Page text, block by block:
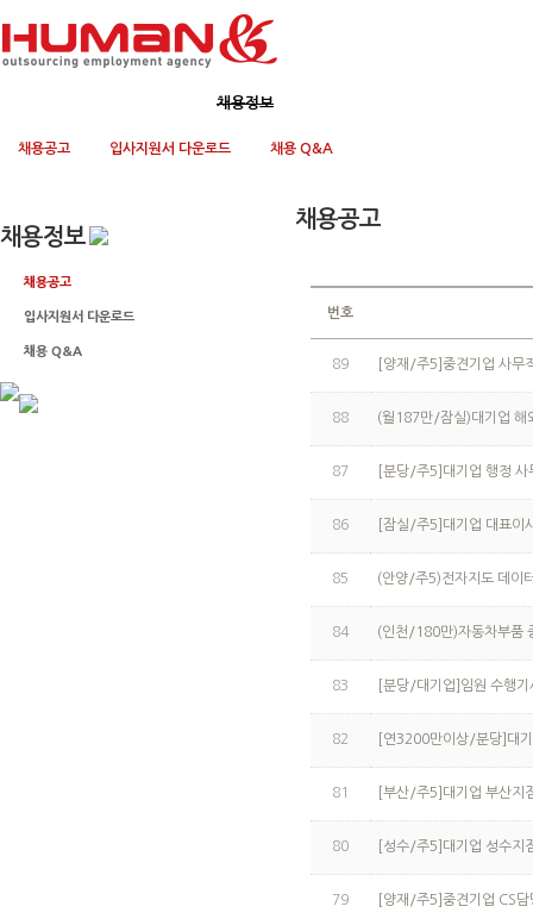
채용정보
채용공고 입사지원서 다운로드 채용 Q&A
채용정보
채용공고
입사지원서 다운로드
채용 Q&A
채용공고
번호
89 [양재/주5]중견기업 사무
88 (월187만/잠실)대기업 해
87 [분당/주5]대기업 행정 사
86 [잠실/주5]대기업 대표이
85 (안양/주5)전자지도 데이
84 (인천/180만)자동차부품
83 [분당/대기업]임원 수행기
82 [연3200만이상/분당]대
81 [부산/주5]대기업 부산지
80 [성수/주5]대기업 성수지
79 [양재/주5]중견기업 CS담